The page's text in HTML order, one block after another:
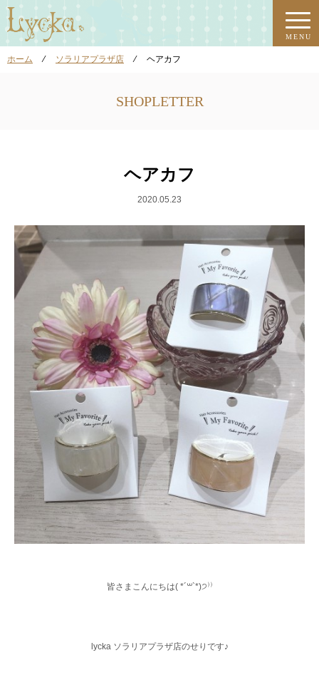
MENU
ホーム ⁄ ソラリアプラザ店 ⁄ ヘアカフ
SHOPLETTER
ヘアカフ
2020.05.23
皆さまこんにちは( *´꒳`*)੭⁾⁾
lycka ソラリアプラザ店のせりです♪